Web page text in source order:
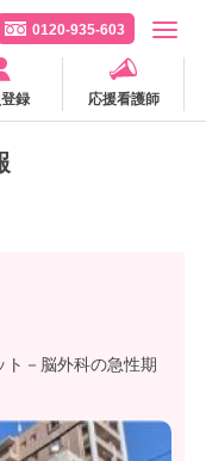
0120-935-603
録 応援看護師
ト－脳外科の急性期